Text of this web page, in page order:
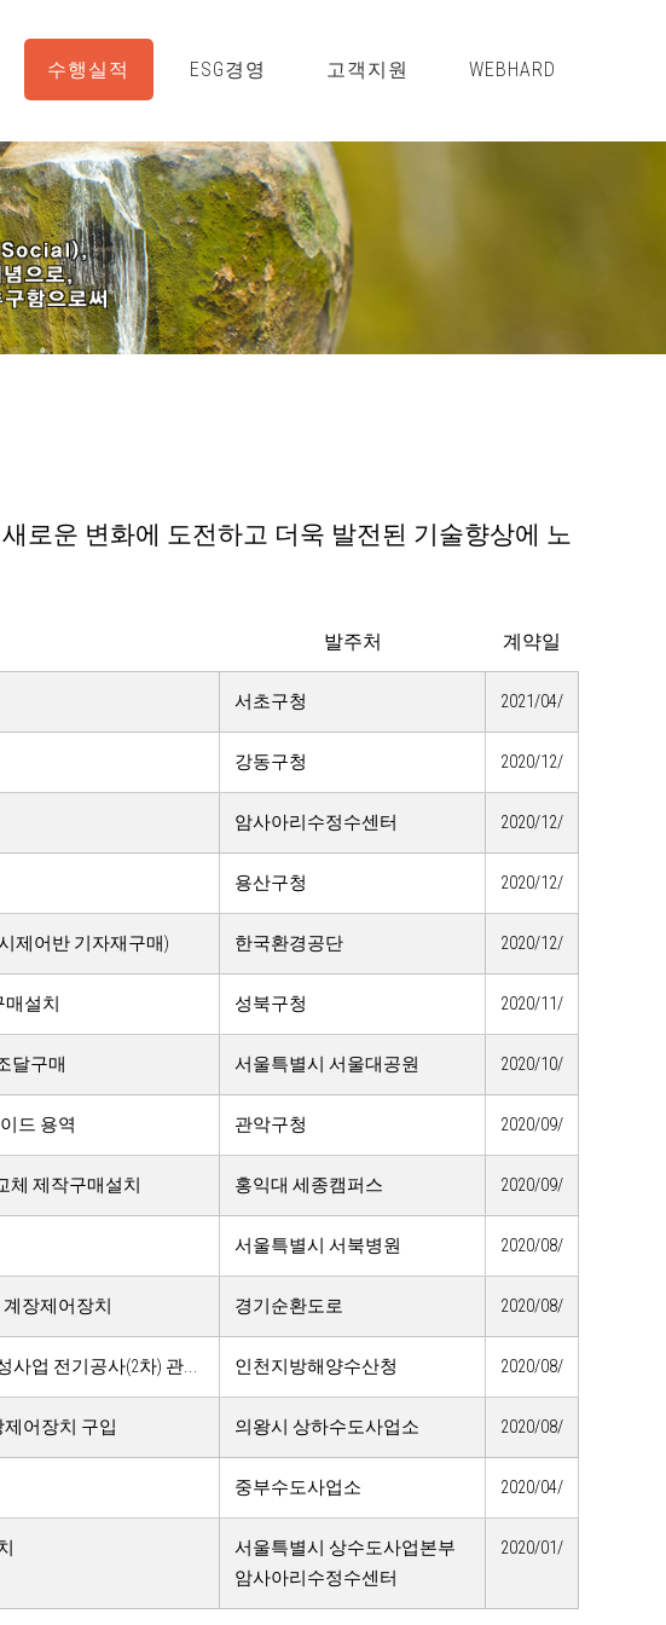
수행실적 ESG경영 고객지원 WEBHARD
로운 변화에 도전하고 더욱 발전된 기술향상에 노
발주처 계약일
서초구청 2021/04/
강동구청 2020/12/
암사아리수정수센터 2020/12/
용산구청 2020/12/
제어반 기자재구매) 한국환경공단 2020/12/
매설치 성북구청 2020/11/
달구매 서울특별시 서울대공원 2020/10/
드 용역 관악구청 2020/09/
체 제작구매설치 홍익대 세종캠퍼스 2020/09/
서울특별시 서북병원 2020/08/
장제어장치 경기순환도로 2020/08/
사업 전기공사(2차) 관... 인천지방해양수산청 2020/08/
어장치 구입 의왕시 상하수도사업소 2020/08/
중부수도사업소 2020/04/
서울특별시 상수도사업본부
암사아리수정수센터
2020/01/